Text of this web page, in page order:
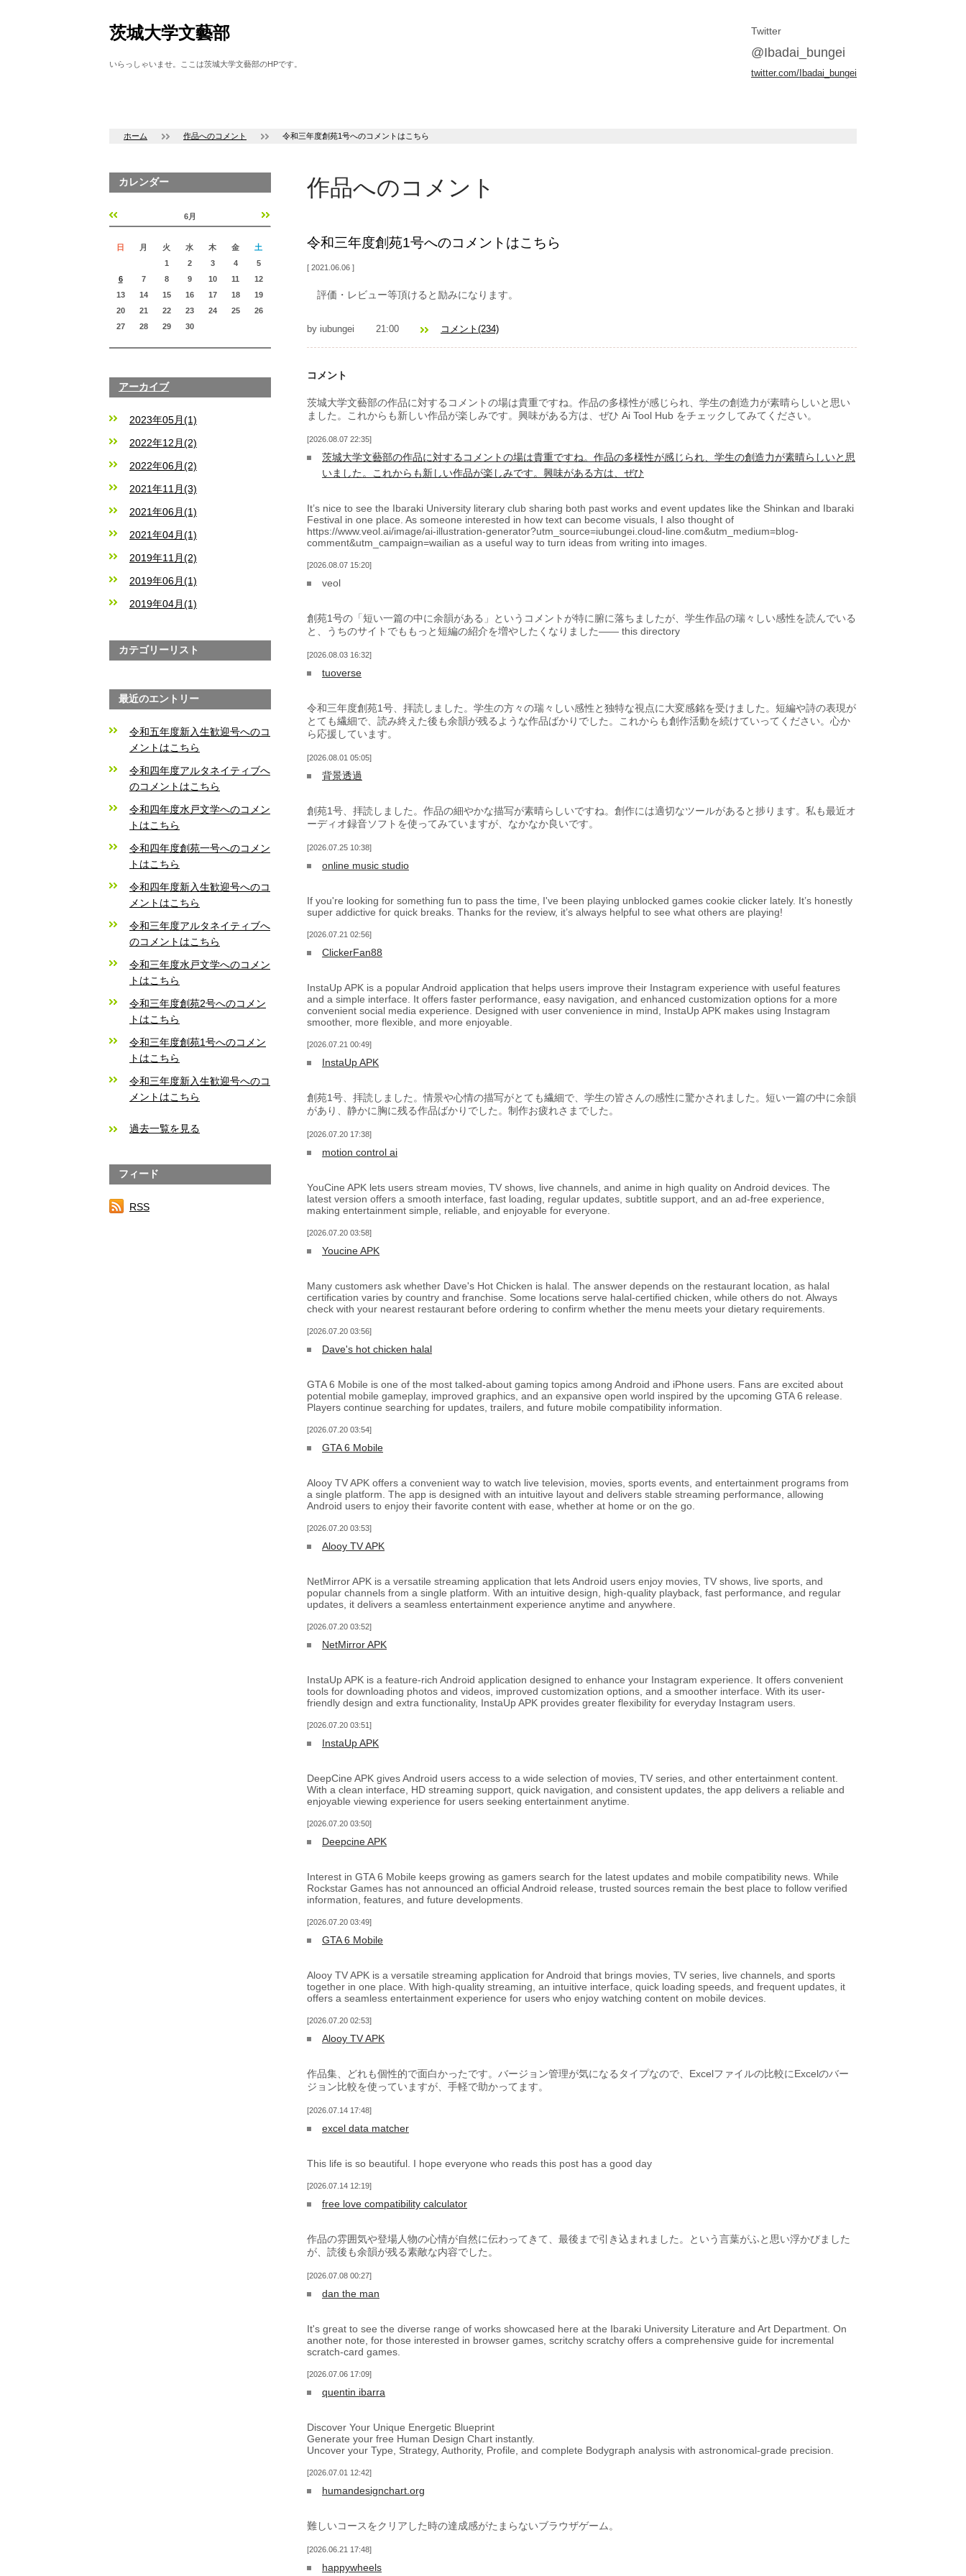
茨城大学文藝部
いらっしゃいませ。ここは茨城大学文藝部のHPです。
Twitter
@Ibadai_bungei
twitter.com/Ibadai_bungei
ホーム 作品へのコメント 令和三年度創苑1号へのコメントはこちら
作品へのコメント
2021.06.06
令和三年度創苑1号へのコメントはこちら
評価・レビュー等頂けると励みになります。
by iubungei 21:00 コメント(234)
コメント
茨城大学文藝部の作品に対するコメントの場は貴重ですね。作品の多様性が感じられ、学生の創造力が素晴らしいと思い
ました。これからも新しい作品が楽しみです。興味がある方は、ぜひ Ai Tool Hub をチェックしてみてください。
2026.08.07 22:35
茨城大学文藝部の作品に対するコメントの場は貴重ですね。作品の多様性が感じられ、学生の創造力が素晴らしいと思
いました。これからも新しい作品が楽しみです。興味がある方は、ぜひ
It’s nice to see the Ibaraki University literary club sharing both past works and event updates like the Shinkan and Ibaraki
Festival in one place. As someone interested in how text can become visuals, I also thought of
https://www.veol.ai/image/ai-illustration-generator?utm_source=iubungei.cloud-line.com&utm_medium=blog-
comment&utm_campaign=wailian as a useful way to turn ideas from writing into images.
2026.08.07 15:20
veol
創苑1号の「短い一篇の中に余韻がある」というコメントが特に腑に落ちましたが、学生作品の瑞々しい感性を読んでいる
と、うちのサイトでももっと短編の紹介を増やしたくなりました—— this directory
2026.08.03 16:32
tuoverse
令和三年度創苑1号、拝読しました。学生の方々の瑞々しい感性と独特な視点に大変感銘を受けました。短編や詩の表現が
とても繊細で、読み終えた後も余韻が残るような作品ばかりでした。これからも創作活動を続けていってください。心か
ら応援しています。
2026.08.01 05:05
背景透過
創苑1号、拝読しました。作品の細やかな描写が素晴らしいですね。創作には適切なツールがあると捗ります。私も最近オ
ーディオ録音ソフトを使ってみていますが、なかなか良いです。
2026.07.25 10:38
online music studio
If you're looking for something fun to pass the time, I've been playing unblocked games cookie clicker lately. It’s honestly
super addictive for quick breaks. Thanks for the review, it’s always helpful to see what others are playing!
2026.07.21 02:56
ClickerFan88
InstaUp APK is a popular Android application that helps users improve their Instagram experience with useful features
and a simple interface. It offers faster performance, easy navigation, and enhanced customization options for a more
convenient social media experience. Designed with user convenience in mind, InstaUp APK makes using Instagram
smoother, more flexible, and more enjoyable.
2026.07.21 00:49
InstaUp APK
創苑1号、拝読しました。情景や心情の描写がとても繊細で、学生の皆さんの感性に驚かされました。短い一篇の中に余韻
があり、静かに胸に残る作品ばかりでした。制作お疲れさまでした。
2026.07.20 17:38
motion control ai
YouCine APK lets users stream movies, TV shows, live channels, and anime in high quality on Android devices. The
latest version offers a smooth interface, fast loading, regular updates, subtitle support, and an ad-free experience,
making entertainment simple, reliable, and enjoyable for everyone.
2026.07.20 03:58
Youcine APK
Many customers ask whether Dave's Hot Chicken is halal. The answer depends on the restaurant location, as halal
certification varies by country and franchise. Some locations serve halal-certified chicken, while others do not. Always
check with your nearest restaurant before ordering to confirm whether the menu meets your dietary requirements.
2026.07.20 03:56
Dave's hot chicken halal
GTA 6 Mobile is one of the most talked-about gaming topics among Android and iPhone users. Fans are excited about
potential mobile gameplay, improved graphics, and an expansive open world inspired by the upcoming GTA 6 release.
Players continue searching for updates, trailers, and future mobile compatibility information.
2026.07.20 03:54
GTA 6 Mobile
Alooy TV APK offers a convenient way to watch live television, movies, sports events, and entertainment programs from
a single platform. The app is designed with an intuitive layout and delivers stable streaming performance, allowing
Android users to enjoy their favorite content with ease, whether at home or on the go.
2026.07.20 03:53
Alooy TV APK
NetMirror APK is a versatile streaming application that lets Android users enjoy movies, TV shows, live sports, and
popular channels from a single platform. With an intuitive design, high-quality playback, fast performance, and regular
updates, it delivers a seamless entertainment experience anytime and anywhere.
2026.07.20 03:52
NetMirror APK
InstaUp APK is a feature-rich Android application designed to enhance your Instagram experience. It offers convenient
tools for downloading photos and videos, improved customization options, and a smoother interface. With its user-
friendly design and extra functionality, InstaUp APK provides greater flexibility for everyday Instagram users.
2026.07.20 03:51
InstaUp APK
DeepCine APK gives Android users access to a wide selection of movies, TV series, and other entertainment content.
With a clean interface, HD streaming support, quick navigation, and consistent updates, the app delivers a reliable and
enjoyable viewing experience for users seeking entertainment anytime.
2026.07.20 03:50
Deepcine APK
Interest in GTA 6 Mobile keeps growing as gamers search for the latest updates and mobile compatibility news. While
Rockstar Games has not announced an official Android release, trusted sources remain the best place to follow verified
information, features, and future developments.
2026.07.20 03:49
GTA 6 Mobile
Alooy TV APK is a versatile streaming application for Android that brings movies, TV series, live channels, and sports
together in one place. With high-quality streaming, an intuitive interface, quick loading speeds, and frequent updates, it
offers a seamless entertainment experience for users who enjoy watching content on mobile devices.
2026.07.20 02:53
Alooy TV APK
作品集、どれも個性的で面白かったです。バージョン管理が気になるタイプなので、Excelファイルの比較にExcelのバー
ジョン比較を使っていますが、手軽で助かってます。
2026.07.14 17:48
excel data matcher
This life is so beautiful. I hope everyone who reads this post has a good day
2026.07.14 12:19
free love compatibility calculator
作品の雰囲気や登場人物の心情が自然に伝わってきて、最後まで引き込まれました。という言葉がふと思い浮かびました
が、読後も余韻が残る素敵な内容でした。
2026.07.08 00:27
dan the man
It's great to see the diverse range of works showcased here at the Ibaraki University Literature and Art Department. On
another note, for those interested in browser games, scritchy scratchy offers a comprehensive guide for incremental
scratch-card games.
2026.07.06 17:09
quentin ibarra
Discover Your Unique Energetic Blueprint
Generate your free Human Design Chart instantly.
Uncover your Type, Strategy, Authority, Profile, and complete Bodygraph analysis with astronomical-grade precision.
2026.07.01 12:42
humandesignchart.org
難しいコースをクリアした時の達成感がたまらないブラウザゲーム。
2026.06.21 17:48
happywheels
カレンダー
«
6月
»
日 月 火 水 木 金
土
1
2 3 4
5
6
7 8 9 10 11
12
13
14 15 16 17 18
19
20
21 22 23 24 25
26
27
28 29 30
アーカイブ
2023年05月(1)
2022年12月(2)
2022年06月(2)
2021年11月(3)
2021年06月(1)
2021年04月(1)
2019年11月(2)
2019年06月(1)
2019年04月(1)
カテゴリーリスト
最近のエントリー
令和五年度新入生歓迎号へのコ
メントはこちら
令和四年度アルタネイティブへ
のコメントはこちら
令和四年度水戸文学へのコメン
トはこちら
令和四年度創苑一号へのコメン
トはこちら
令和四年度新入生歓迎号へのコ
メントはこちら
令和三年度アルタネイティブへ
のコメントはこちら
令和三年度水戸文学へのコメン
トはこちら
令和三年度創苑2号へのコメン
トはこちら
令和三年度創苑1号へのコメン
トはこちら
令和三年度新入生歓迎号へのコ
メントはこちら
過去一覧を見る
フィード
RSS